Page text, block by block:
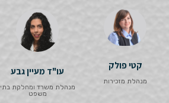
קטי פולק
מנהלת מזכירות
עו"ד מעיין גבע
מנהלת משרד ומחלקת בתי
משפט